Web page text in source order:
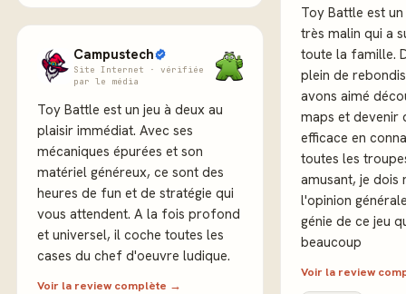
Campustech
Site Internet · vérifiée
par le média
Toy Battle est un jeu à deux au
plaisir immédiat. Avec ses
mécaniques épurées et son
matériel généreux, ce sont des
heures de fun et de stratégie qui
vous attendent. A la fois profond
et universel, il coche toutes les
cases du chef d'oeuvre ludique.
Voir la review complète →
Toy Battle est
très malin qui a
toute la famille.
plein de
avons aimé
maps et devenir
efficace en
toutes les
amusant, je dois
l'opinion
génie de ce jeu
beaucoup
Voir la review